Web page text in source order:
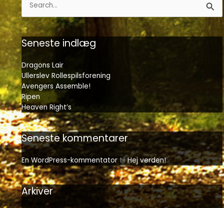
Søg
efter:
Seneste indlæg
Dragons Lair
Ullerslev Rollespilsforening
Avengers Assemble!
Ripen
Heaven Right’s
Seneste kommentarer
En WordPress-kommentator tilHej verden!
Arkiver